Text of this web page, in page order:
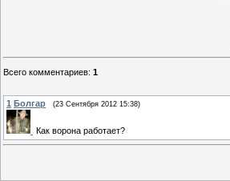
Всего комментариев: 1
1 Болгар (23 Сентября 2012 15:38)
Как ворона работает?